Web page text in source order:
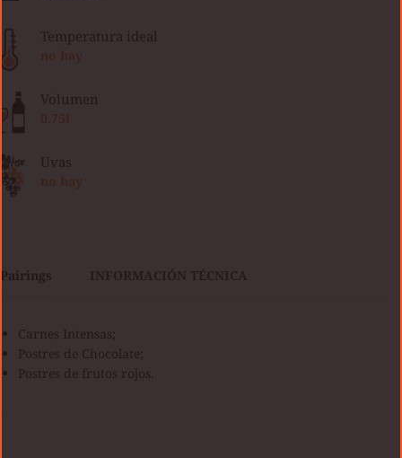
Temperatura ideal
Volumen
Uvas
Pairings
Carnes Intensas;
Postres de Chocolate;
Postres de frutos rojos.